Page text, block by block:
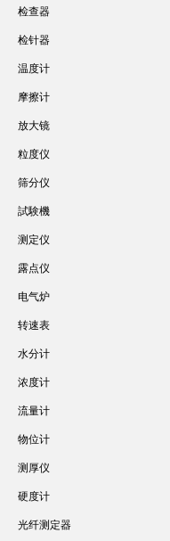
检查器
检针器
温度计
摩擦计
放大镜
粒度仪
筛分仪
試験機
测定仪
露点仪
电气炉
转速表
水分计
浓度计
流量计
物位计
测厚仪
硬度计
光纤测定器